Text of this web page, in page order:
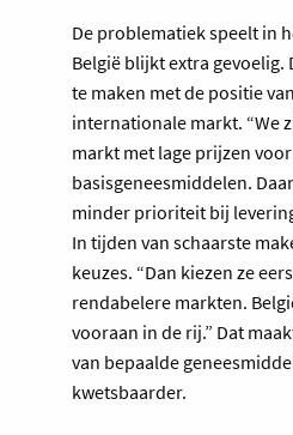
De problematiek speelt in
België blijkt extra gevoelig.
te maken met de positie
internationale markt. “We
markt met lage prijzen voor
basisgeneesmiddelen.
minder prioriteit bij
In tijden van schaarste
keuzes. “Dan kiezen ze
rendabelere markten.
vooraan in de rij.” Dat
van bepaalde
kwetsbaarder.